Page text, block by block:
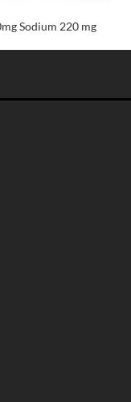
Sodium 220 mg